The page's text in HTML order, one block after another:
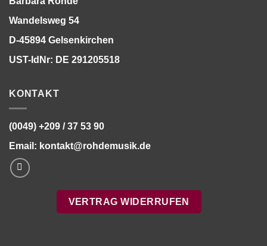
Wandelsweg 54
D-45894 Gelsenkirchen
UST-IdNr: DE 291205518
KONTAKT
(0049) +209 / 37 53 90
Email: kontakt@rohdemusik.de
VERTRAG WIDERRUFEN